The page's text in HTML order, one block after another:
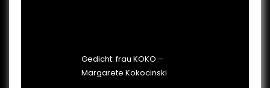
Gedicht: frau KOKO –
Margarete Kokocinski